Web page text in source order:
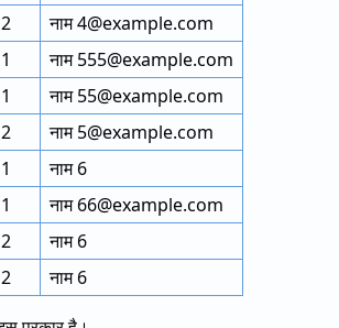
2
नाम 4@example.com
1
नाम 555@example.com
1
नाम 55@example.com
2
नाम 5@example.com
1
नाम 6
1
नाम 66@example.com
2
नाम 6
2 नाम 6